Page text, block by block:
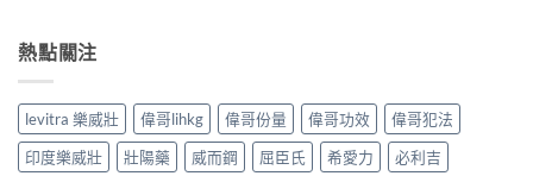
熱點關注
levitra 樂威壯 偉哥lihkg 偉哥份量 偉哥功效
偉哥犯法
印度樂威壯
壯陽藥 威而鋼 屈臣氏 希愛力
必利吉